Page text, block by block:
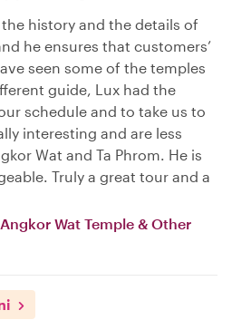
history and the details of
he ensures that customers’
seen some of the temples
guide, Lux had the
schedule and to take us to
interesting and are less
Wat and Ta Phrom. He is
Truly a great tour and a
Wat Temple & Other